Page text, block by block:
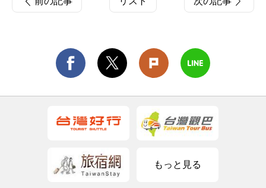
もっと見る